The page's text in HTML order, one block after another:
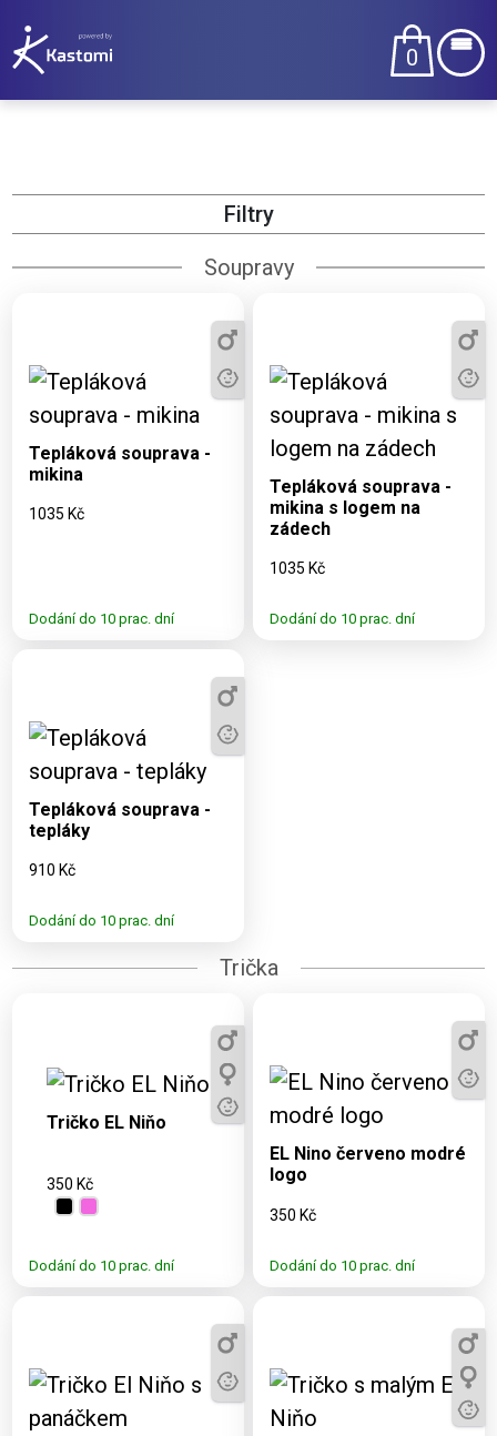
0
Filtry
Soupravy
Dostupné varianty:
Tepláková souprava -
mikina
1035 Kč
Dodání do 10 prac. dní
Dostupné varianty:
Tepláková souprava -
mikina s logem na
zádech
1035 Kč
Dodání do 10 prac. dní
Dostupné varianty:
2XS, S, XL, 152
Tepláková souprava -
tepláky
910 Kč
Dodání do 10 prac. dní
Trička
3, 5, 7, 9, 11, S,
3XL, 4XL
Tričko EL Niňo
350 Kč
Dodání do 10 prac. dní
Dostupné varianty:
3, 5, 7, 9, 11, S, M, L,
XL, 2XL, 3XL
EL Nino červeno modré
logo
350 Kč
Dodání do 10 prac. dní
Dostupné varianty:
3, 5, 7, 9, 11, S, M, L,
Dostupné varianty:
3, 5, 7, 9, 11, S, M, L,